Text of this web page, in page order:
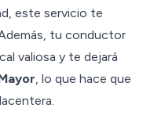
este servicio te
tu conductor
valiosa y te dejará
, lo que hace que